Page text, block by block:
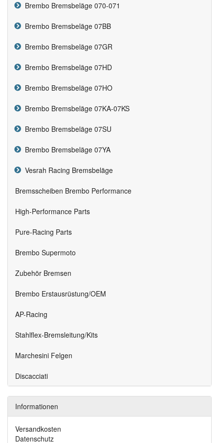
Brembo Bremsbeläge 070-071
Brembo Bremsbeläge 07BB
Brembo Bremsbeläge 07GR
Brembo Bremsbeläge 07HD
Brembo Bremsbeläge 07HO
Brembo Bremsbeläge 07KA-07KS
Brembo Bremsbeläge 07SU
Brembo Bremsbeläge 07YA
Vesrah Racing Bremsbeläge
Bremsscheiben Brembo Performance
High-Performance Parts
Pure-Racing Parts
Brembo Supermoto
Zubehör Bremsen
Brembo Erstausrüstung/OEM
AP-Racing
Stahlflex-Bremsleitung/Kits
Marchesini Felgen
Discacciati
Informationen
Versandkosten
Datenschutz